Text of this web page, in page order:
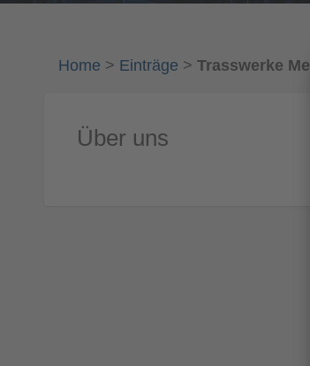
Home > Einträge >Trasswerke
Über uns